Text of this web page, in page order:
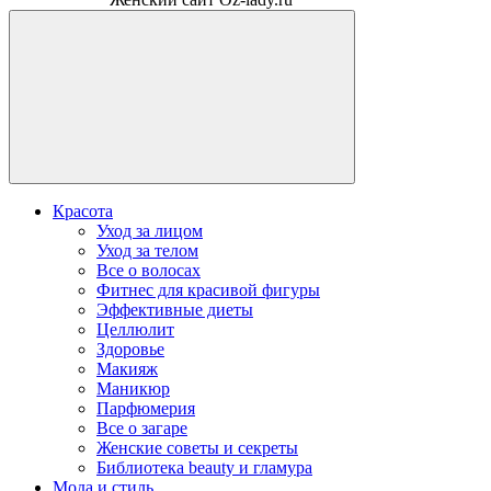
Красота
Уход за лицом
Уход за телом
Все о волосах
Фитнес для красивой фигуры
Эффективные диеты
Целлюлит
Здоровье
Макияж
Маникюр
Парфюмерия
Все о загаре
Женские советы и секреты
Библиотека beauty и гламура
Мода и стиль